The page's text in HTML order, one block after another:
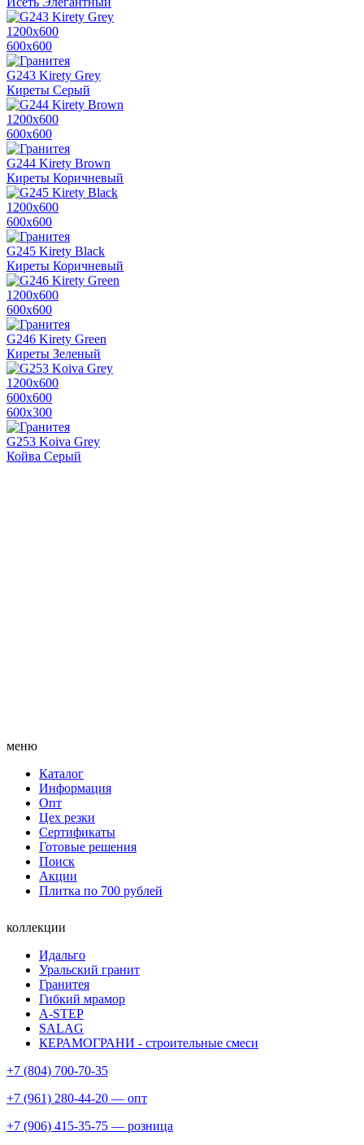
1200х600
600х600
G243 Kirety Grey
Киреты Серый
1200х600
600х600
G244 Kirety Brown
Киреты Коричневый
1200х600
600х600
G245 Kirety Black
Киреты Коричневый
1200х600
600х600
G246 Kirety Green
Киреты Зеленый
1200х600
600х600
600x300
G253 Koiva Grey
Койва Серый
меню
Каталог
Информация
Опт
Цех резки
Сертификаты
Готовые решения
Поиск
Акции
Плитка по 700 рублей
коллекции
Идальго
Уральский гранит
Гранитея
Гибкий мрамор
A-STEP
SALAG
КЕРАМОГРАНИ - строительные смеси
+7 (804) 700-70-35
+7 (961) 280-44-20 — опт
+7 (906) 415-35-75 — розница